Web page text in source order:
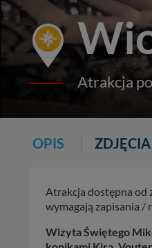
Atrakcja
OPIS ZDJĘCIA
Atrakcja dostępna od
wymagają zapisania /
Wizyta Świętego